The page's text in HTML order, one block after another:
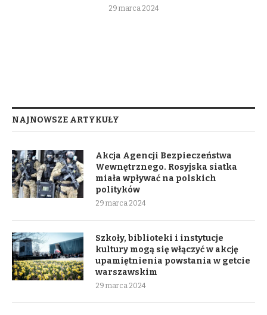
29 marca 2024
NAJNOWSZE ARTYKUŁY
Akcja Agencji Bezpieczeństwa
Wewnętrznego. Rosyjska siatka
miała wpływać na polskich
polityków
29 marca 2024
Szkoły, biblioteki i instytucje
kultury mogą się włączyć w akcję
upamiętnienia powstania w getcie
warszawskim
29 marca 2024